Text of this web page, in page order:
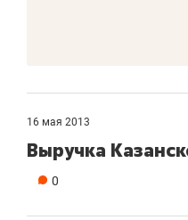
16 мая 2013
Выручка
0